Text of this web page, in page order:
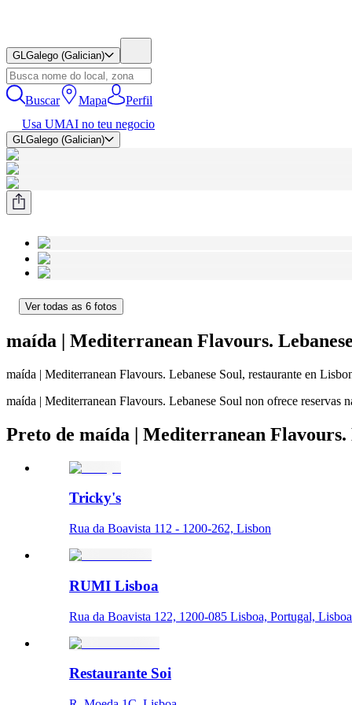
GLGalego (Galician)
Buscar Mapa
Perfil
Usa UMAI no teu negocio
GLGalego (Galician)
Ver todas as 6 fotos
maída | Mediterranean Flavours.
maída | Mediterranean Flavours. Lebanese Soul, restaurante en
maída | Mediterranean Flavours. Lebanese Soul non ofrece
Preto de maída | Mediterranean Flavours.
Tricky's
Rua da Boavista 112 - 1200-262, Lisbon
RUMI Lisboa
Rua da Boavista 122, 1200-085 Lisboa, Portugal, Lisboa
Restaurante Soi